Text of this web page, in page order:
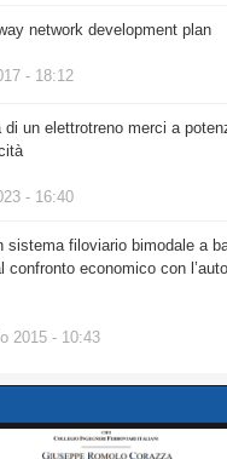
network development plan
- 18:12
un elettrotreno merci a
- 16:40
sistema filoviario bimodale a
confronto economico con
2015 - 10:43